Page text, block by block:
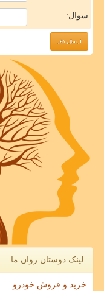
سوال:
لینک دوستان روان ما
خرید و فروش خودرو